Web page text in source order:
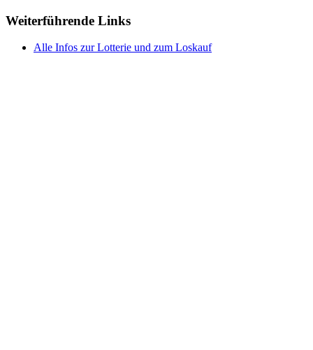
Weiterführende Links
Alle Infos zur Lotterie und zum Loskauf